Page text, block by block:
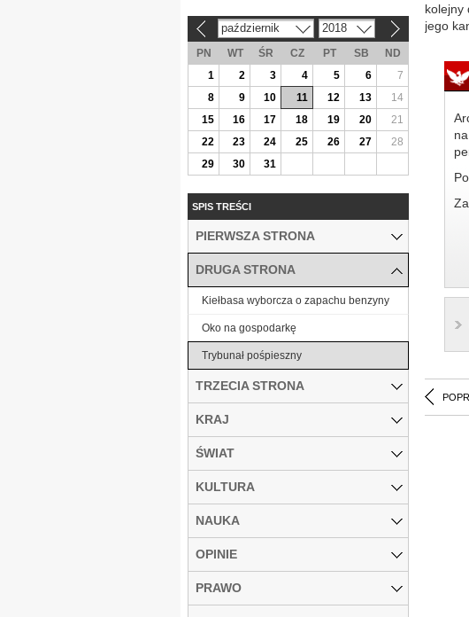
kolejny
jego
październik 2018
PN WT ŚR CZ PT SB
ND
1
2 3 4 5 6
7
8
9 10 11 12 13
14
15
16 17 18 19 20
21
22
23 24 25 26 27
28
29
30 31
SPIS TREŚCI
PIERWSZA STRONA
DRUGA STRONA
Kiełbasa wyborcza o zapachu benzyny
Oko na gospodarkę
Trybunał pośpieszny
TRZECIA STRONA
KRAJ
ŚWIAT
KULTURA
NAUKA
OPINIE
PRAWO